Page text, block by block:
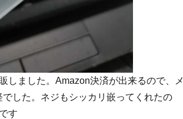
しました。Amazon決済が出来るので、メ
した。ネジもシッカリ嵌ってくれたの
す